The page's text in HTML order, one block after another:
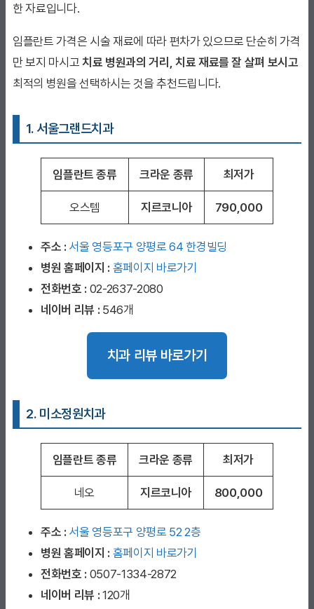
한 자료입니다.
임플란트 가격은 시술 재료에 따라 편차가 있으므로 단순히 가격
만 보지 마시고 치료 병원과의 거리, 치료 재료를 잘 살펴 보시고
최적의 병원을 선택하시는 것을 추천드립니다.
1. 서울그랜드치과
임플란트 종류 크라운 종류 최저가
오스템 지르코니아 790,000
주소 : 서울 영등포구 양평로 64 한경빌딩
병원 홈페이지 : 홈페이지 바로가기
전화번호 : 02-2637-2080
네이버 리뷰 : 546개
치과 리뷰 바로가기
2. 미소정원치과
임플란트 종류 크라운 종류 최저가
네오 지르코니아 800,000
주소 : 서울 영등포구 양평로 52 2층
병원 홈페이지 : 홈페이지 바로가기
전화번호 : 0507-1334-2872
네이버 리뷰 : 120개